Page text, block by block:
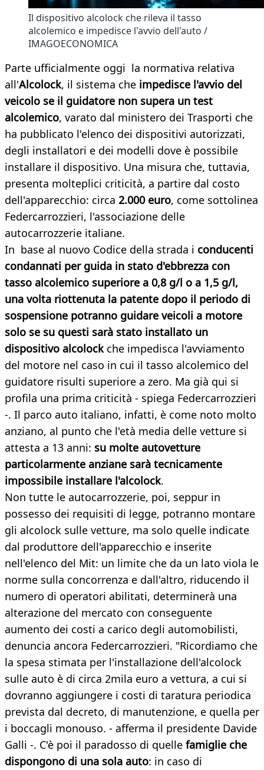
Il dispositivo alcolock che rileva il tasso
alcolemico e impedisce l'avvio dell'auto /
IMAGOECONOMICA
Parte ufficialmente oggi la normativa relativa
all'Alcolock, il sistema che impedisce l'avvio del
veicolo se il guidatore non supera un test
alcolemico, varato dal ministero dei Trasporti che
ha pubblicato l'elenco dei dispositivi autorizzati,
degli installatori e dei modelli dove è possibile
installare il dispositivo. Una misura che, tuttavia,
presenta molteplici criticità, a partire dal costo
dell'apparecchio: circa 2.000 euro, come sottolinea
Federcarrozzieri, l'associazione delle
autocarrozzerie italiane.
In base al nuovo Codice della strada i conducenti
condannati per guida in stato d'ebbrezza con
tasso alcolemico superiore a 0,8 g/l o a 1,5 g/l,
una volta riottenuta la patente dopo il periodo di
sospensione potranno guidare veicoli a motore
solo se su questi sarà stato installato un
dispositivo alcolockche impedisca l'avviamento
del motore nel caso in cui il tasso alcolemico del
guidatore risulti superiore a zero. Ma già qui si
profila una prima criticità - spiega Federcarrozzieri
-. Il parco auto italiano, infatti, è come noto molto
anziano, al punto che l'età media delle vetture si
attesta a 13 anni: su molte autovetture
particolarmente anziane sarà tecnicamente
impossibile installare l'alcolock.
Non tutte le autocarrozzerie, poi, seppur in
possesso dei requisiti di legge, potranno montare
gli alcolock sulle vetture, ma solo quelle indicate
dal produttore dell'apparecchio e inserite
nell'elenco del Mit: un limite che da un lato viola le
norme sulla concorrenza e dall'altro, riducendo il
numero di operatori abilitati, determinerà una
alterazione del mercato con conseguente
aumento dei costi a carico degli automobilisti,
denuncia ancora Federcarrozzieri. "Ricordiamo che
la spesa stimata per l'installazione dell'alcolock
sulle auto è di circa 2mila euro a vettura, a cui si
dovranno aggiungere i costi di taratura periodica
prevista dal decreto, di manutenzione, e quella per
i boccagli monouso. - afferma il presidente Davide
Galli -. C'è poi il paradosso di quelle famiglie che
dispongono di una sola auto: in caso di